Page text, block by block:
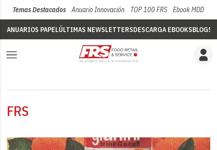
Temas Destacados Anuario Innovación TOP 100 FRS Ebook MDD
ANUARIOS PAPELÚLTIMAS NEWSLETTERSDESCARGA EBOOKSBLOGS
FRS